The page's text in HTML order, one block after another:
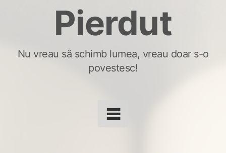
Pierdut
Nu vreau să schimb lumea, vreau doar s-o
povestesc!